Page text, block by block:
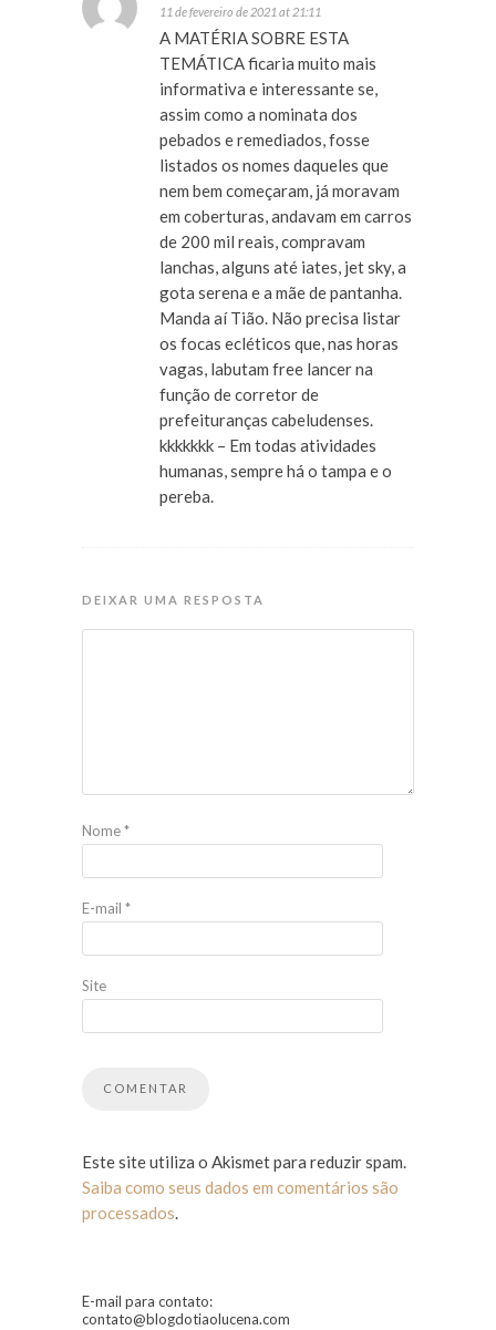
11 de fevereiro de 2021 at 21:11
A MATÉRIA SOBRE ESTA
TEMÁTICA ficaria muito mais
informativa e interessante se,
assim como a nominata dos
pebados e remediados, fosse
listados os nomes daqueles que
nem bem começaram, já moravam
em coberturas, andavam em carros
de 200 mil reais, compravam
lanchas, alguns até iates, jet sky, a
gota serena e a mãe de pantanha.
Manda aí Tião. Não precisa listar
os focas ecléticos que, nas horas
vagas, labutam free lancer na
função de corretor de
prefeituranças cabeludenses.
kkkkkkk – Em todas atividades
humanas, sempre há o tampa e o
pereba.
DEIXAR UMA RESPOSTA
Nome*
E-mail *
Site
Este site utiliza o Akismet para reduzir spam.
Saiba como seus dados em comentários são
processados.
E-mail para contato:
contato@blogdotiaolucena.com